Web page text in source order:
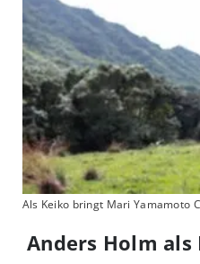
Als Keiko bringt Mari Yamamoto
Anders Holm als